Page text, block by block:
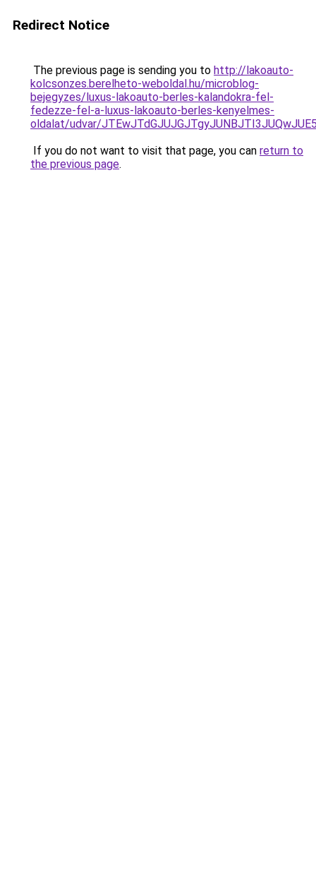
Redirect Notice
The previous page is sending you to http://lakoauto-
kolcsonzes.berelheto-weboldal.hu/microblog-
bejegyzes/luxus-lakoauto-berles-kalandokra-fel-
fedezze-fel-a-luxus-lakoauto-berles-kenyelmes-
oldalat/udvar/
If you do not want to visit that page, you can return to
the previous page.